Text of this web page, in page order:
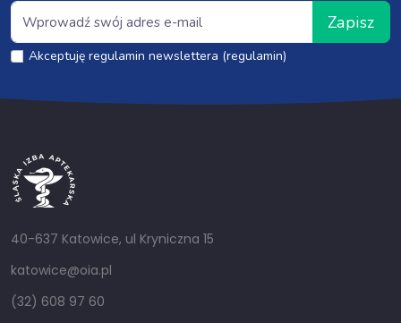
Zapisz
Akceptuję regulamin newslettera (regulamin)
40-637 Katowice, ul Kryniczna 15
katowice@oia.pl
(32) 608 97 60